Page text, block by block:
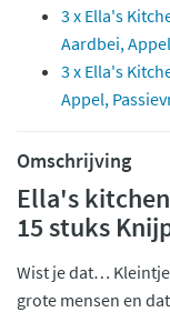
3 x Ella's
Aardbei,
3 x Ella's
Appel,
Omschrijving
Ella's
15 stuks
Wist je dat…
grote mensen en